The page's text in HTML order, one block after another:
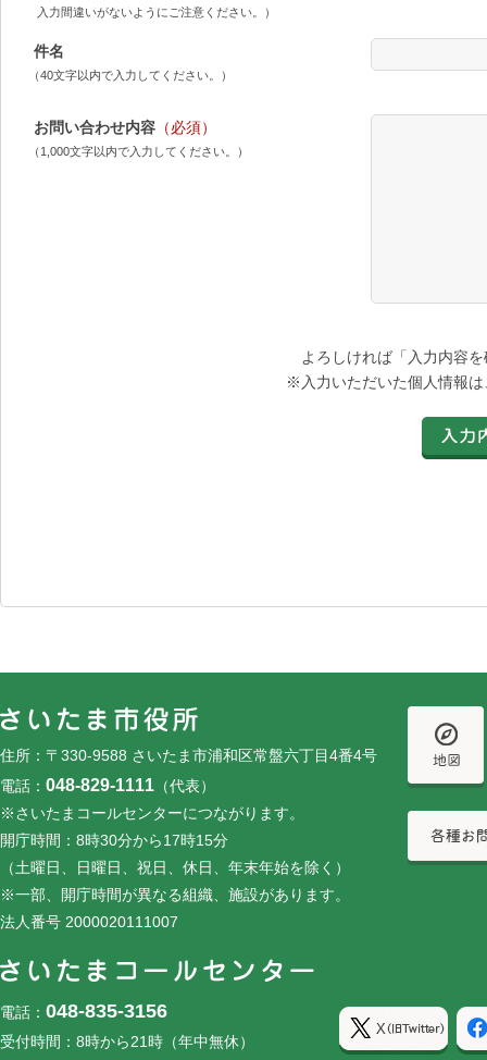
入力間違いがないようにご注意ください。）
件名
（40文字以内で入力してください。）
お問い合わせ内容 （必須）
（1,000文字以内で入力してください。）
よろしければ「入力内容
※入力いただいた個人情報
住所：〒330-9588 さいたま市浦和区常盤六丁目4番4号
電話： 048-829-1111 （代表）
※さいたまコールセンターにつながります。
開庁時間：8時30分から17時15分
（土曜日、日曜日、祝日、休日、年末年始を除く）
※一部、開庁時間が異なる組織、施設があります。
法人番号 2000020111007
電話： 048-835-3156
受付時間：8時から21時（年中無休）